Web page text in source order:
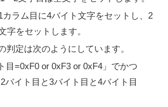
ラム目に4バイト文字をセットし、2
字をセットします。
判定は次のようにしています。
目=0xF0 or 0xF3 or 0xF4」でかつ
バイト目と3バイト目と4バイト目